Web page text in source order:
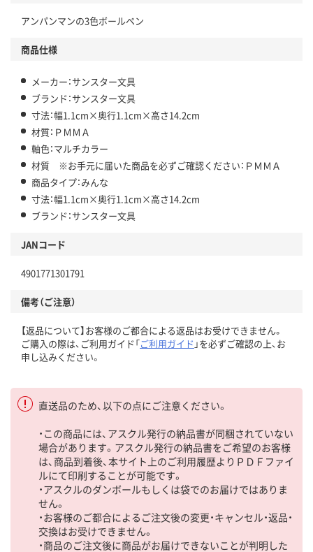
アンパンマンの3色ボールペン
商品仕様
メーカー：サンスター文具
ブランド：サンスター文具
寸法：幅1.1cm×奥行1.1cm×高さ14.2cm
材質：ＰＭＭＡ
軸色：マルチカラー
材質 ※お手元に届いた商品を必ずご確認ください：ＰＭＭＡ
商品タイプ：みんな
寸法：幅1.1cm×奥行1.1cm×高さ14.2cm
ブランド：サンスター文具
JANコード
4901771301791
備考（ご注意）
【返品について】お客様のご都合による返品はお受けできません。
ご購入の際は、ご利用ガイド「ご利用ガイド 」を必ずご確認の上、お
申し込みください。
直送品のため、以下の点にご注意ください。
・この商品には、アスクル発行の納品書が同梱されていない
場合があります。アスクル発行の納品書をご希望のお客様
は、商品到着後、本サイト上のご利用履歴よりＰＤＦファイ
ルにて印刷することが可能です。
・アスクルのダンボールもしくは袋でのお届けではありま
せん。
・お客様のご都合によるご注文後の変更・キャンセル・返品・
交換はお受けできません。
・商品のご注文後に商品がお届けできないことが判明した